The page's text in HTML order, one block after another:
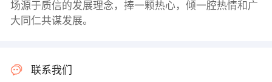
场源于质信的发展理念，捧一颗热心，倾一腔热情和广
大同仁共谋发展。
联系我们